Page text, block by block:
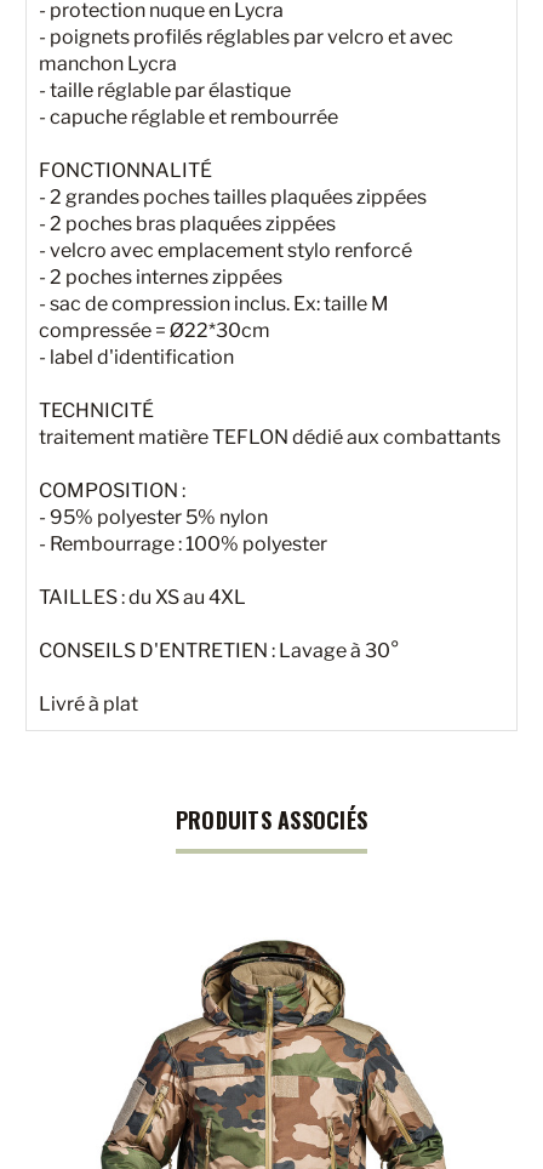
- protection nuque en Lycra
- poignets profilés réglables par velcro et avec
manchon Lycra
- taille réglable par élastique
- capuche réglable et rembourrée
FONCTIONNALITÉ
- 2 grandes poches tailles plaquées zippées
- 2 poches bras plaquées zippées
- velcro avec emplacement stylo renforcé
- 2 poches internes zippées
- sac de compression inclus. Ex: taille M
compressée = Ø22*30cm
- label d'identification
TECHNICITÉ
traitement matière TEFLON dédié aux combattants
COMPOSITION :
- 95% polyester 5% nylon
- Rembourrage : 100% polyester
TAILLES : du XS au 4XL
CONSEILS D'ENTRETIEN : Lavage à 30°
Livré à plat
PRODUITS ASSOCIÉS